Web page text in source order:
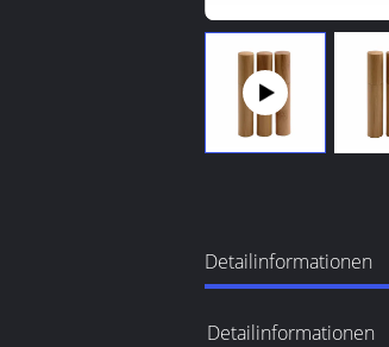
Detailinformationen
Detailinformationen